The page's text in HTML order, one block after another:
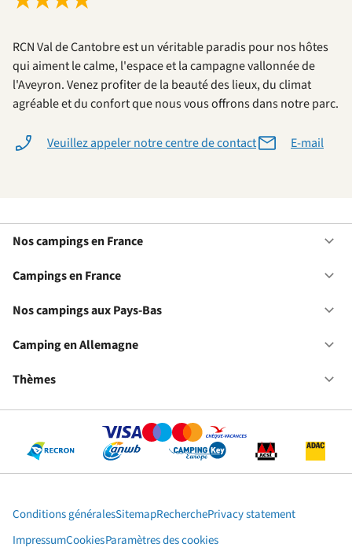
RCN Val de Cantobre est un véritable paradis pour nos hôtes
qui aiment le calme, l'espace et la campagne vallonnée de
l'Aveyron. Venez profiter de la beauté des lieux, du climat
agréable et du confort que nous vous offrons dans notre parc.
Veuillez appeler notre centre de contact E-mail
Nos campings en France
Campings en France
Nos campings aux Pays-Bas
Camping en Allemagne
Thèmes
Conditions généralesSitemapRecherchePrivacy statement
ImpressumCookiesParamètres des cookies